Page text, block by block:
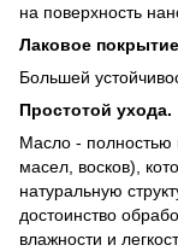
на поверхность
Лаковое
Большей
Простотой ухода.
Масло - полностью
масел, восков),
натуральную
достоинство
влажности и